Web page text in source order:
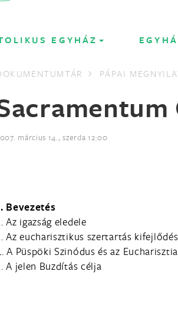
EGYHÁZ
PÁPAI
március 14., szerda 12:00
Bevezetés
Az igazság eledele
Az eucharisztikus szertartás
A Püspöki Szinódus és az
A jelen Buzdítás célja